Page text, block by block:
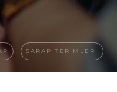
ŞARAP TERIMLERI